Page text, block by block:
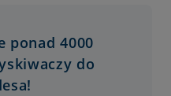
ponad 4000
do